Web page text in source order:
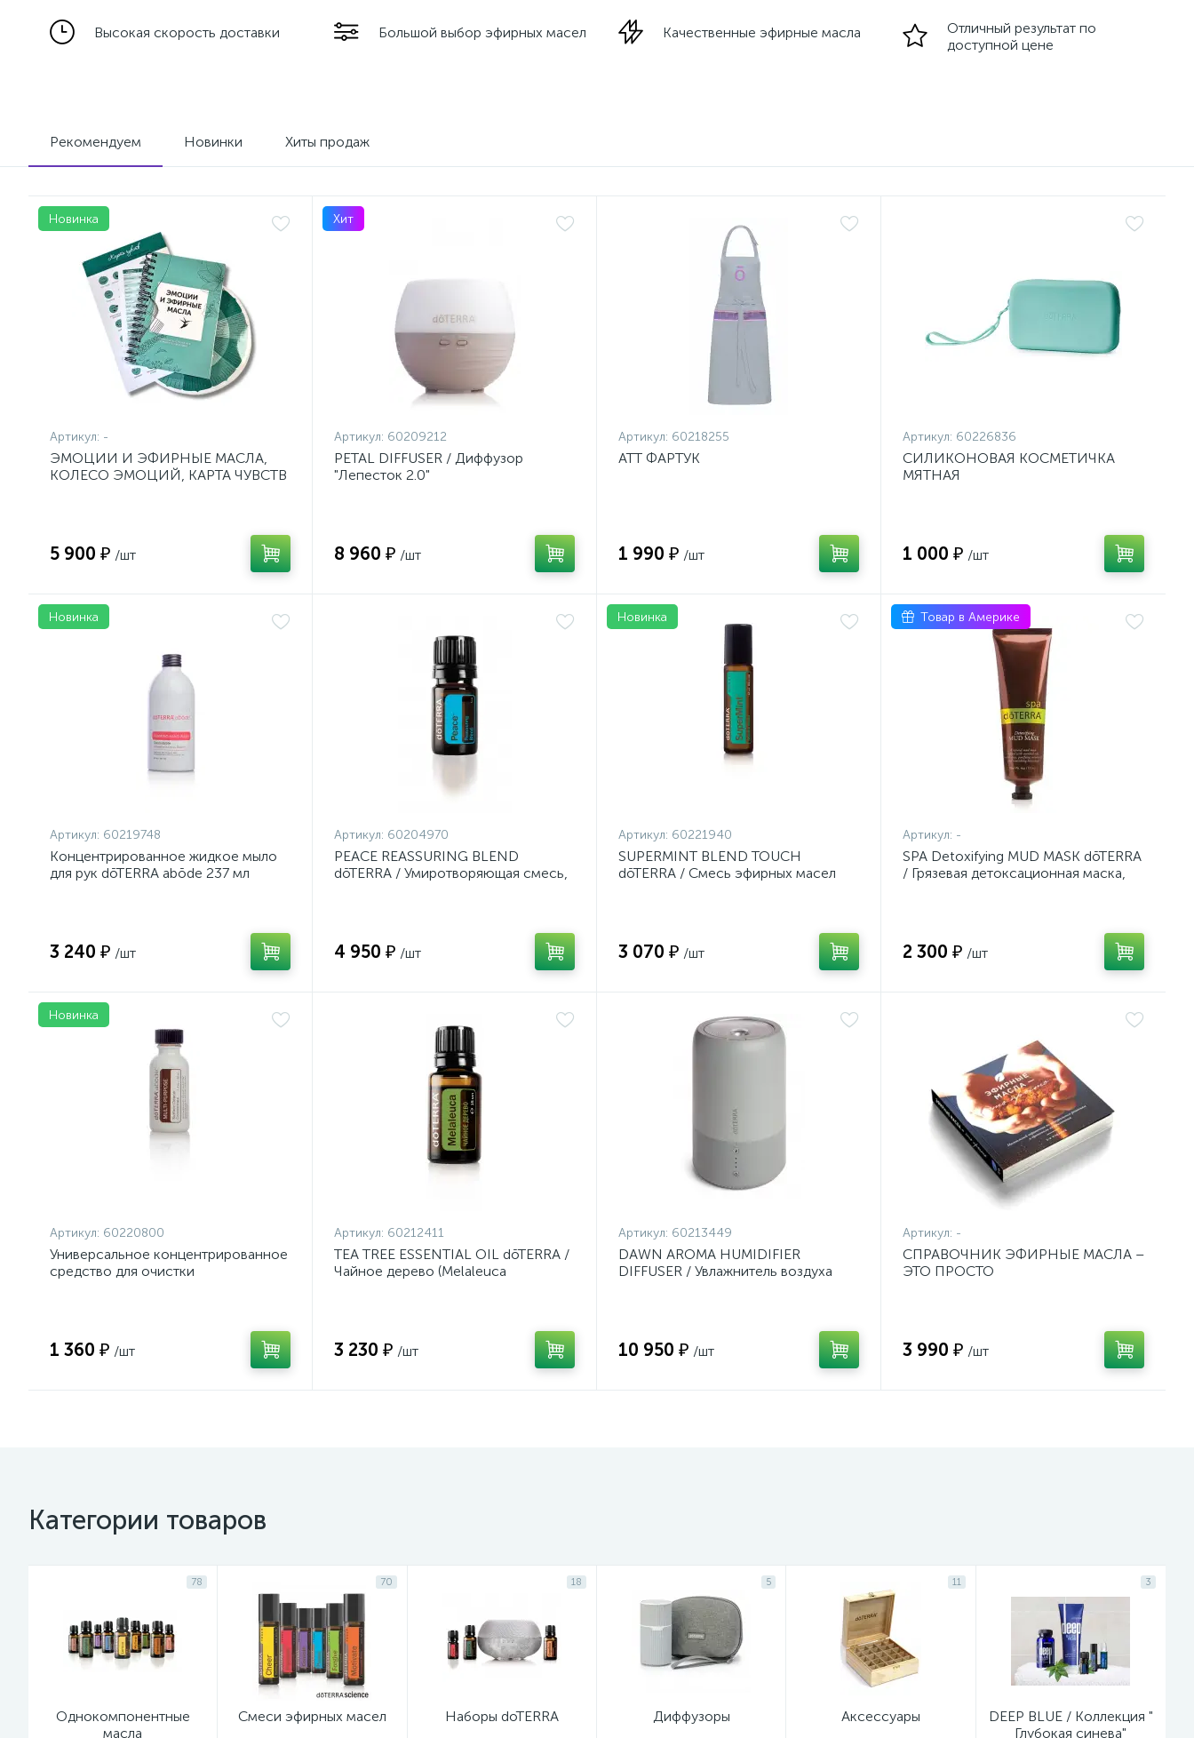
Высокая скорость доставки Большой выбор эфирных масел Качественные эфирные масла
Отличный результат по
доступной цене
Рекомендуем Новинки Хиты продаж
Новинка
Артикул: -
ЭМОЦИИ И ЭФИРНЫЕ МАСЛА,
КОЛЕСО ЭМОЦИЙ, КАРТА ЧУВСТВ
5 900 ₽ /шт
Хит
Артикул: 60209212
PETAL DIFFUSER / Диффузор
"Лепесток 2.0"
8 960 ₽ /шт
Артикул: 60218255
ATT ФАРТУК
1 990 ₽ /шт
Артикул: 60226836
СИЛИКОНОВАЯ КОСМЕТИЧКА
МЯТНАЯ
1 000 ₽ /шт
Новинка
Артикул: 60219748
Концентрированное жидкое мыло
для рук dōTERRA abōde 237 мл
3 240 ₽ /шт
Артикул: 60204970
PEACE REASSURING BLEND
dōTERRA / Умиротворяющая смесь,
4 950 ₽ /шт
Новинка
Артикул: 60221940
SUPERMINT BLEND TOUCH
dōTERRA / Смесь эфирных масел
3 070 ₽ /шт
Товар в Америке
Артикул: -
SPA Detoxifying MUD MASK dōTERRA
/ Грязевая детоксационная маска,
2 300 ₽ /шт
Новинка
Артикул: 60220800
Универсальное концентрированное
средство для очистки
1 360 ₽ /шт
Артикул: 60212411
TEA TREE ESSENTIAL OIL dōTERRA /
Чайное дерево (Melaleuca
3 230 ₽ /шт
Артикул: 60213449
DAWN AROMA HUMIDIFIER
DIFFUSER / Увлажнитель воздуха
10 950 ₽ /шт
Артикул: -
CПРАВОЧНИК ЭФИРНЫЕ МАСЛА –
ЭТО ПРОСТО
3 990 ₽ /шт
Категории товаров
78
Однокомпонентные
масла
70
Смеси эфирных масел
18
Наборы doTERRA
5
Диффузоры
11
Aксессуары
3
DEEP BLUE / Коллекция "
Глубокая синева"